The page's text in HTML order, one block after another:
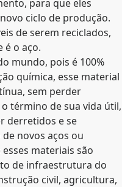
para que eles
ciclo de produção.
de serem reciclados,
é o aço.
mundo, pois é 100%
química, esse material
sem perder
término de sua vida útil,
derretidos e se
novos aços ou
materiais são
de infraestrutura do
civil, agricultura,